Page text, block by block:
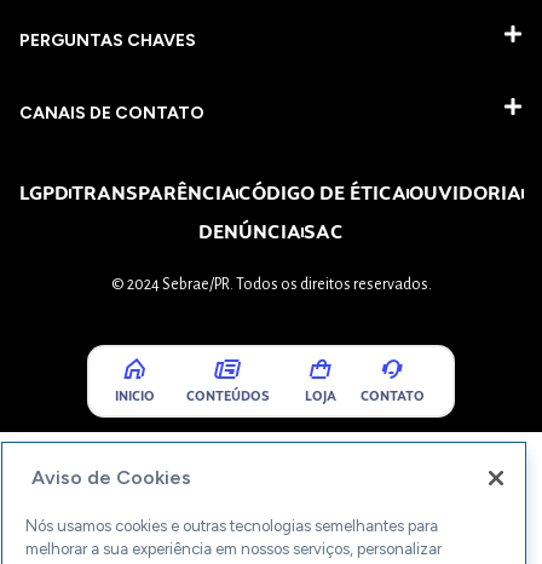
PERGUNTAS CHAVES​
CANAIS DE CONTATO
LGPDTRANSPARÊNCIACÓDIGO DE ÉTICAOUVIDORIA
DENÚNCIASAC
© 2024 Sebrae/PR. Todos os direitos reservados.
INICIO CONTEÚDOS LOJA CONTATO
Aviso de Cookies
Nós usamos cookies e outras tecnologias semelhantes para
melhorar a sua experiência em nossos serviços, personalizar